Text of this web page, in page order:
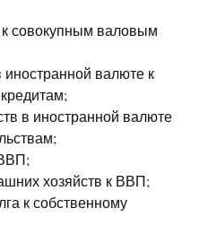
совокупным валовым
валюте к
в иностранной валюте
хозяйств к ВВП;
к собственному